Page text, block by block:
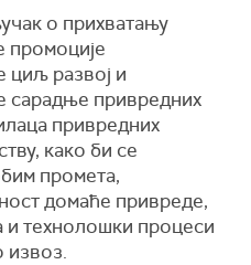
о прихватању
промоције
циљ развој и
сарадње привредних
привредних
како би се
промета,
домаће привреде,
и технолошки процеси
извоз.